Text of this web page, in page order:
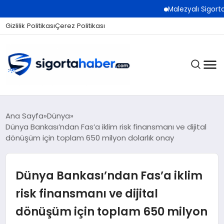
Malezyalı Sigorta
Gizlilik PolitikasıÇerez Politikası
SIGORTA
EKONOMI
Ana Sayfa Dünya
Dünya Bankası’ndan Fas’a iklim risk finansmanı ve dijital
dönüşüm için toplam 650 milyon dolarlık onay
Dünya Bankası’ndan Fas’a iklim
risk finansmanı ve dijital
dönüşüm için toplam 650 milyon